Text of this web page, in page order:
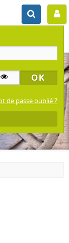
de passe oublié ?